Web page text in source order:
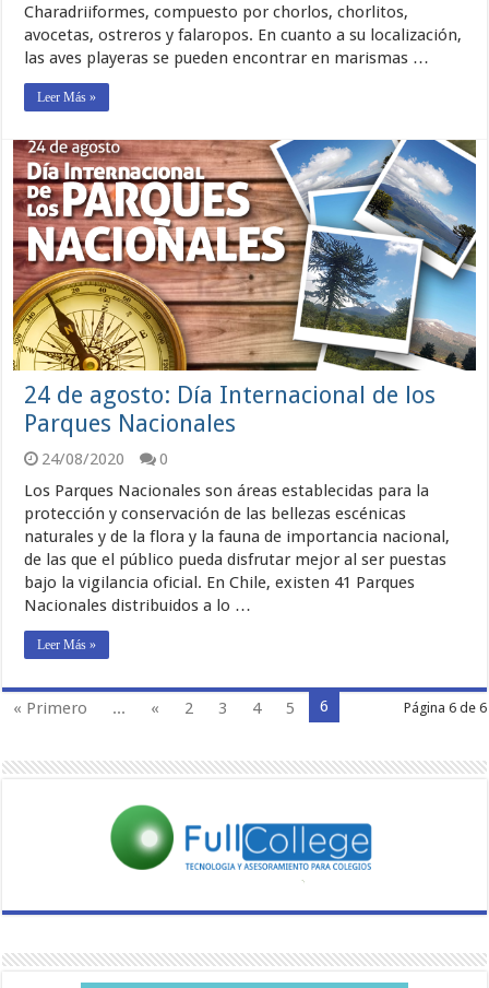
Charadriiformes, compuesto por chorlos, chorlitos,
avocetas, ostreros y falaropos. En cuanto a su localización,
las aves playeras se pueden encontrar en marismas …
Leer Más »
24 de agosto: Día Internacional de los
Parques Nacionales
24/08/2020
0
Los Parques Nacionales son áreas establecidas para la
protección y conservación de las bellezas escénicas
naturales y de la flora y la fauna de importancia nacional,
de las que el público pueda disfrutar mejor al ser puestas
bajo la vigilancia oficial. En Chile, existen 41 Parques
Nacionales distribuidos a lo …
Leer Más »
Página 6 de 6
« Primero ... « 2 3 4 5 6